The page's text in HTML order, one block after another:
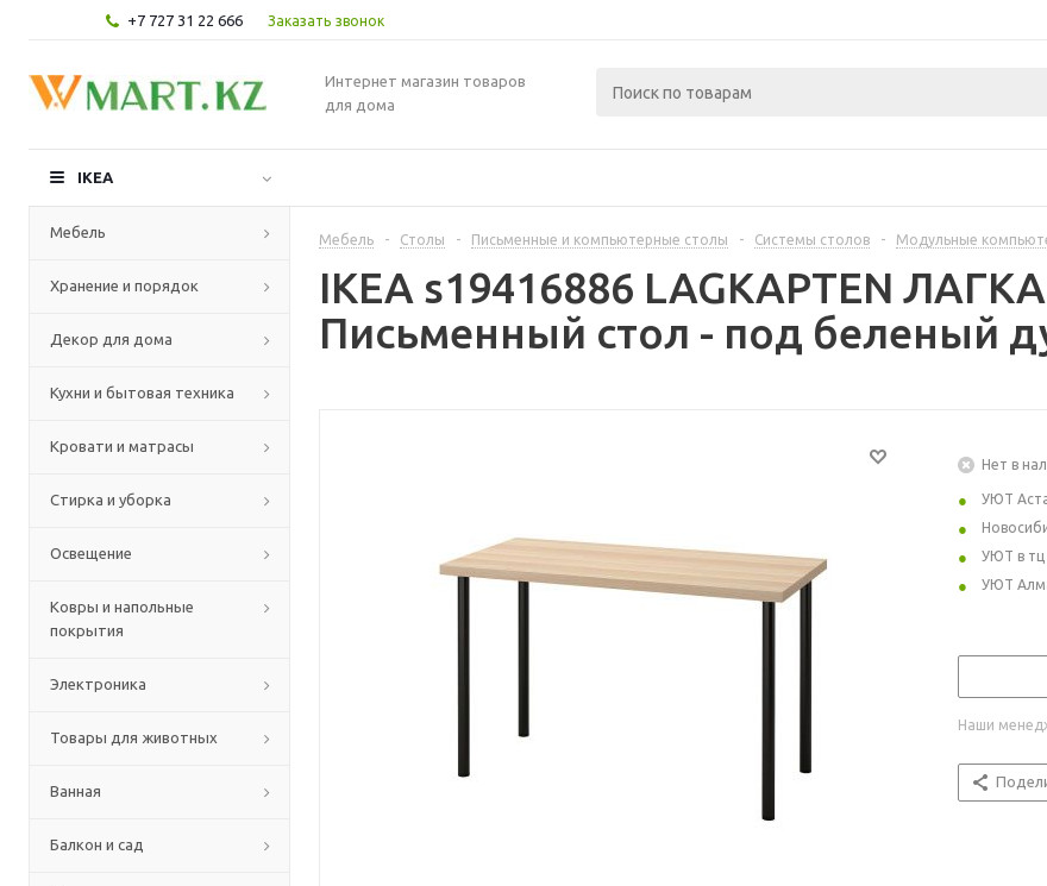
+7 727 31 22 666 Заказать звонок
Интернет магазин товаров
для дома
IKEA
Мебель
Хранение и порядок
Декор для дома
Кухни и бытовая техника
Кровати и матрасы
Стирка и уборка
Освещение
Ковры и напольные
покрытия
Электроника
Товары для животных
Ванная
Балкон и сад
Мебель - Столы - Письменные и компьютерные столы - Системы столов - Модульные
IKEA s19416886 LAGKAPTEN
Письменный стол - под беленый
Нет в
УЮТ
УЮТ в тц
УЮТ
Наши